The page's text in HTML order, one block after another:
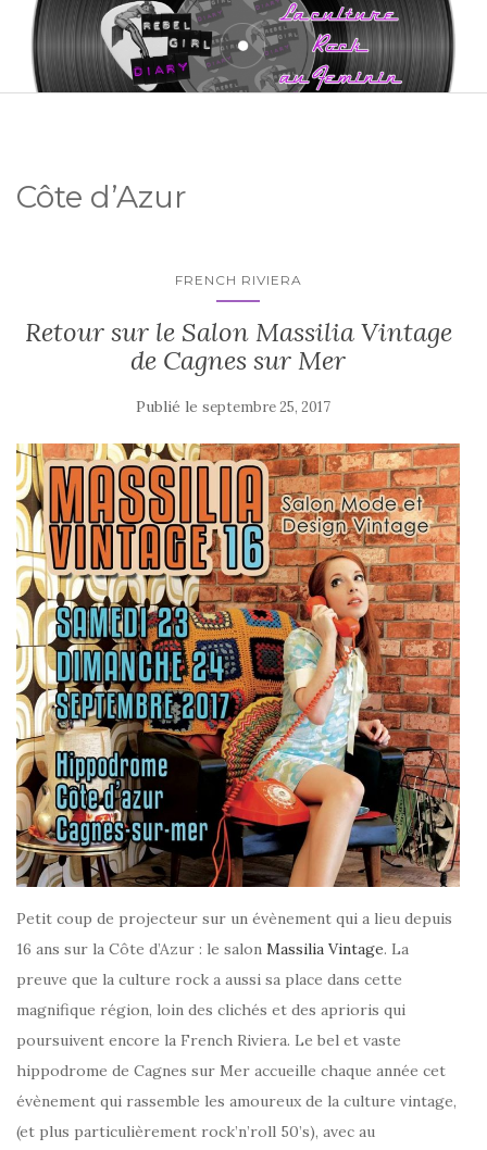
Côte d’Azur
FRENCH RIVIERA
Retour sur le Salon Massilia Vintage
de Cagnes sur Mer
Publié le septembre 25, 2017
Petit coup de projecteur sur un évènement qui a lieu depuis
16 ans sur la Côte d’Azur : le salon Massilia Vintage. La
preuve que la culture rock a aussi sa place dans cette
magnifique région, loin des clichés et des aprioris qui
poursuivent encore la French Riviera. Le bel et vaste
hippodrome de Cagnes sur Mer accueille chaque année cet
évènement qui rassemble les amoureux de la culture vintage,
(et plus particulièrement rock’n’roll 50’s), avec au